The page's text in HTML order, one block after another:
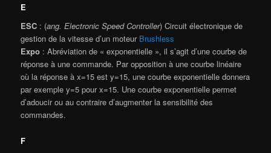
E
ESC : (ang. Electronic Speed Controller) Circuit électronique de
gestion de la vitesse d’un moteur Brushless
Expo : Abréviation de « exponentielle », il s’agit d’une courbe de
réponse à une commande. Par opposition à une courbe linéaire
où la réponse à x=15 est y=15, une courbe exponentielle donnera
par exemple y=5 pour x=15. Une courbe exponentielle permet
d’adoucir ou au contraire d’augmenter la sensibilité des
commandes.
F